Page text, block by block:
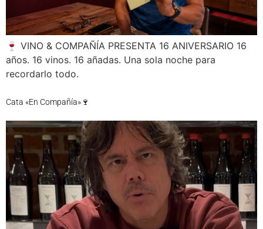
🍷 VINO & COMPAÑÍA PRESENTA 16 ANIVERSARIO 16
años. 16 vinos. 16 añadas. Una sola noche para
recordarlo todo.
Cata «En Compañía»🍷